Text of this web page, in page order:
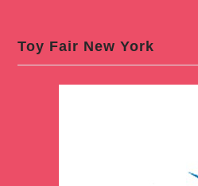
Toy Fair New York